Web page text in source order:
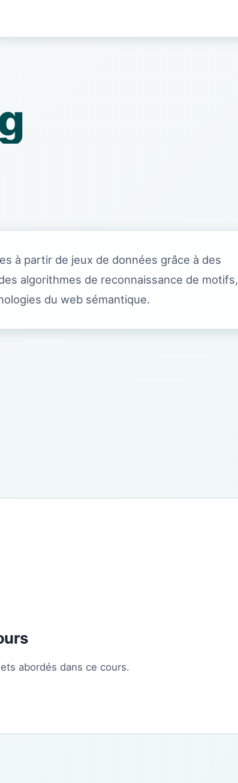
à partir de jeux de données grâce à des
algorithmes de reconnaissance de motifs,
du web sémantique.
abordés dans ce cours.